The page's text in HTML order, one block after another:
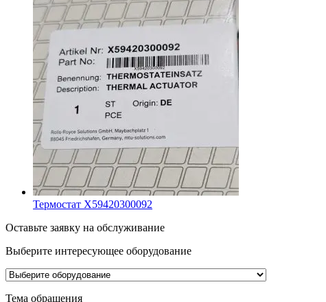
Термостат X59420300092
Оставьте заявку на обслуживание
Выберите интересующее оборудование
Тема обращения